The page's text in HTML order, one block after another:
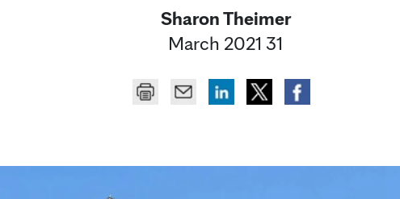
Sharon Theimer
31 March 2021